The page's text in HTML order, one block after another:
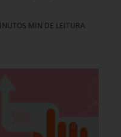
MIN DE LEITURA